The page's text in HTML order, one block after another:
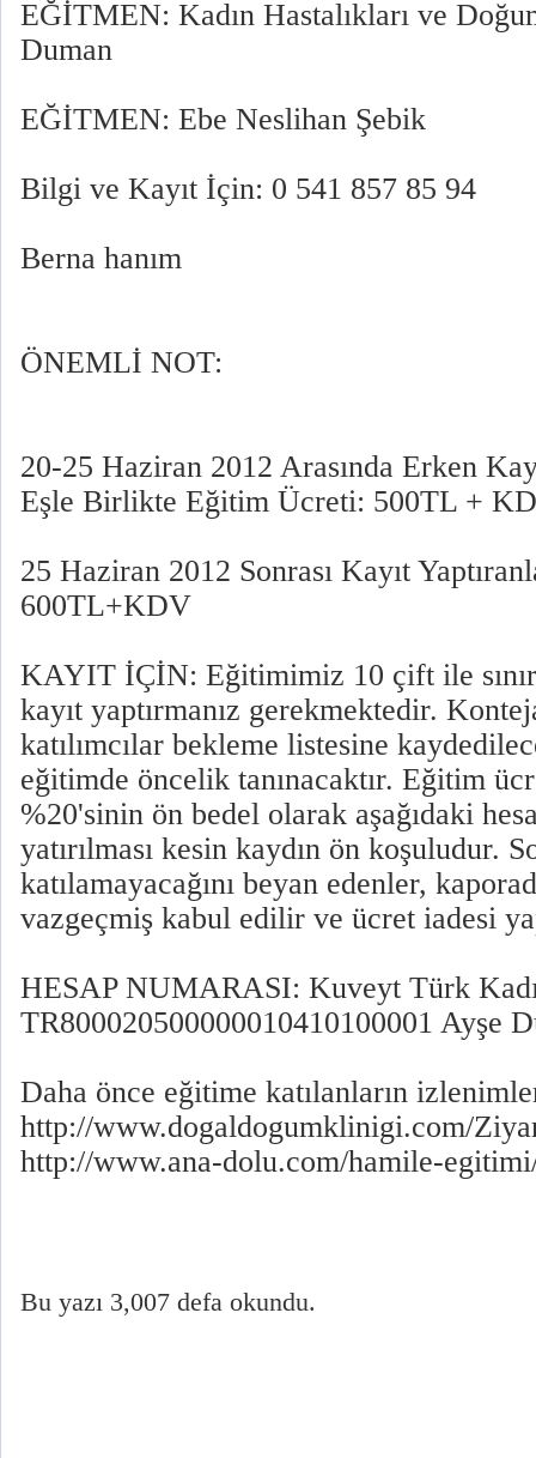
EĞİTMEN: Kadın Hastalıkları ve
Duman
EĞİTMEN: Ebe Neslihan Şebik
Bilgi ve Kayıt İçin: 0 541 857 85 94
Berna hanım
ÖNEMLİ NOT:
20-25 Haziran 2012 Arasında Erken
Eşle Birlikte Eğitim Ücreti: 500TL +
25 Haziran 2012 Sonrası Kayıt
600TL+KDV
KAYIT İÇİN: Eğitimimiz 10 çift ile
kayıt yaptırmanız gerekmektedir.
katılımcılar bekleme listesine
eğitimde öncelik tanınacaktır. Eğitim
%20'sinin ön bedel olarak aşağıdaki
yatırılması kesin kaydın ön koşuludur.
katılamayacağını beyan edenler,
vazgeçmiş kabul edilir ve ücret iadesi
HESAP NUMARASI: Kuveyt Türk
TR800020500000010410100001 Ayşe
Daha önce eğitime katılanların
http://www.dogaldogumklinigi.com/
http://www.ana-dolu.com/hamile-
Bu yazı 3,007 defa okundu.